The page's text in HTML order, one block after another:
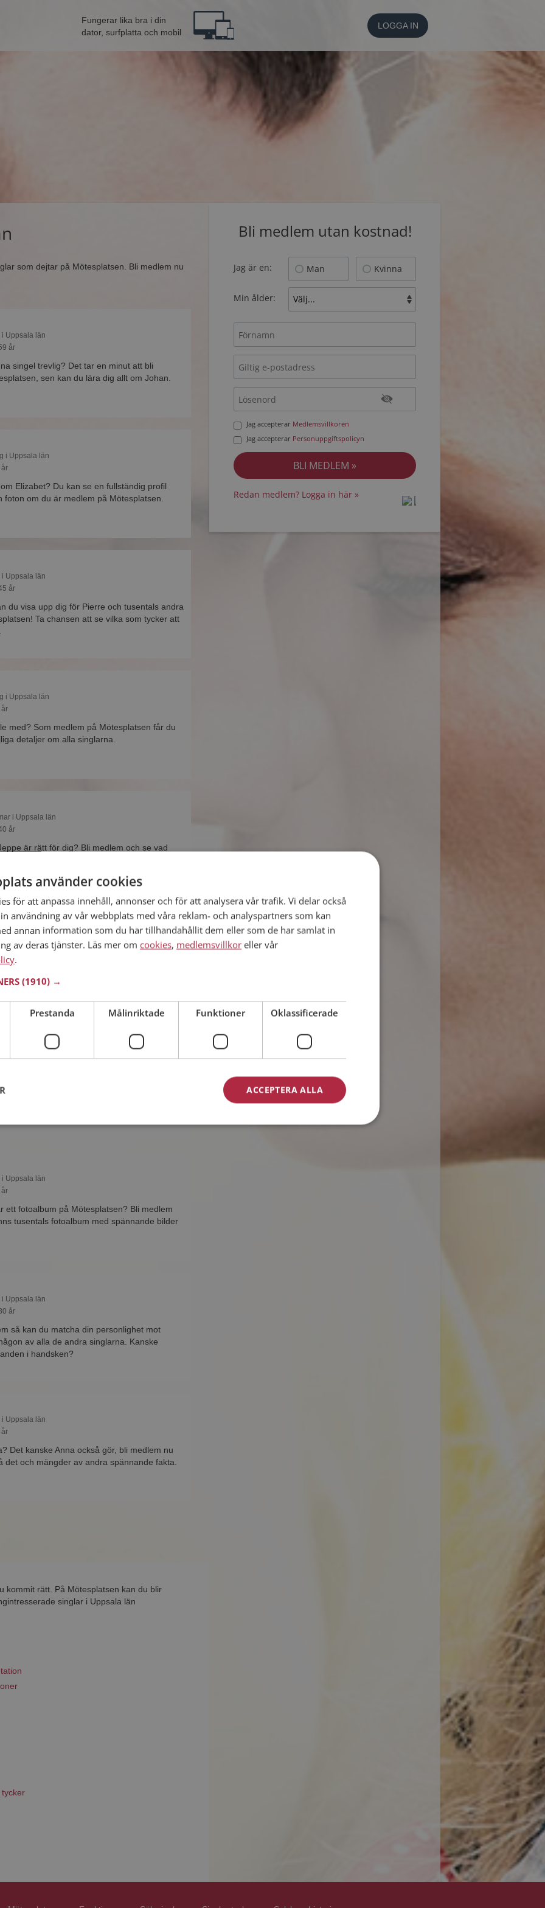
Fungerar lika bra i din
dator, surfplatta och mobil
LOGGA IN
som dejtar på Mötesplatsen. Bli medlem nu
Uppsala län
år
singel trevlig? Det tar en minut att bli
sen kan du lära dig allt om Johan.
i Uppsala län
år
Elizabet? Du kan se en fullständig profil
foton om du är medlem på Mötesplatsen.
Uppsala län
år
du visa upp dig för Pierre och tusentals andra
Ta chansen att se vilka som tycker att
i Uppsala län
år
med? Som medlem på Mötesplatsen får du
detaljer om alla singlarna.
i Uppsala län
år
är rätt för dig? Bli medlem och se vad
år
Det kanske Frida också gör, bli medlem nu
det och mängder av andra spännande fakta.
län
så kan du matcha din personlighet mot Patric
i Uppsala län
år
ett fotoalbum på Mötesplatsen? Bli medlem
tusentals fotoalbum med spännande bilder
Uppsala län
år
så kan du matcha din personlighet mot
av alla de andra singlarna. Kanske
i handsken?
i Uppsala län
år
Det kanske Anna också gör, bli medlem nu
det och mängder av andra spännande fakta.
kommit rätt. På Mötesplatsen kan du blir
singlar i Uppsala län
Bli medlem utan kostnad!
Jag är en: Man Kvinna
Min ålder:
Jag accepterar Medlemsvillkoren
Jag accepterar Personuppgiftspolicyn
Redan medlem? Logga in här »
använder cookies
för att anpassa innehåll, annonser och för att analysera vår trafik. Vi delar också
användning av vår webbplats med våra reklam- och analyspartners som kan
annan information som du har tillhandahållit dem eller som de har samlat in
av deras tjänster. Läs mer om cookies, medlemsvillkor eller vår
.
(1910) →
Prestanda Målinriktade Funktioner Oklassificerade
ACCEPTERA ALLA